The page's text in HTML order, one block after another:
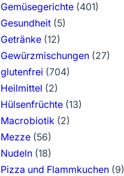
Gemüsegerichte(401)
Gesundheit(5)
Getränke(12)
Gewürzmischungen(27)
glutenfrei (704)
Heilmittel (2)
Hülsenfrüchte(13)
Macrobiotik (2)
Mezze(56)
Nudeln(18)
Pizza und Flammkuchen(9)